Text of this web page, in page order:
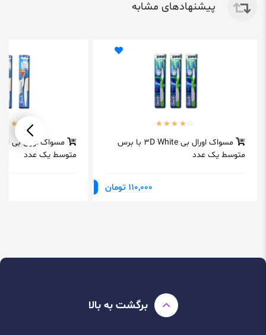
پیشنهادهای مشابه
مسواک اورال بی 3D White با برس
متوسط یک عدد
110,000 تومان
مسواک اورال بی
متوسط یک عدد
برگشت به بالا